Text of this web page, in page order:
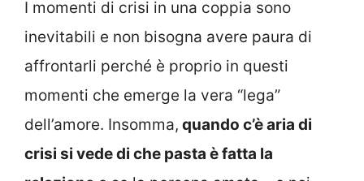
I momenti di crisi in una coppia sono
inevitabili e non bisogna avere paura di
affrontarli perché è proprio in questi
momenti che emerge la vera “lega”
dell’amore. Insomma, quando c’è aria di
crisi si vede di che pasta è fatta la